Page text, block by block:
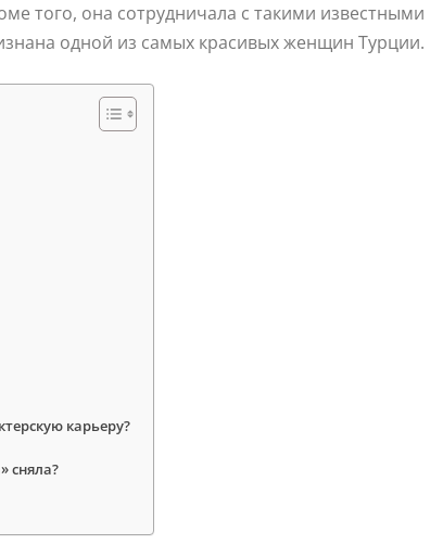
того, она сотрудничала с такими известными
одной из самых красивых женщин Турции.
карьеру?
сняла?